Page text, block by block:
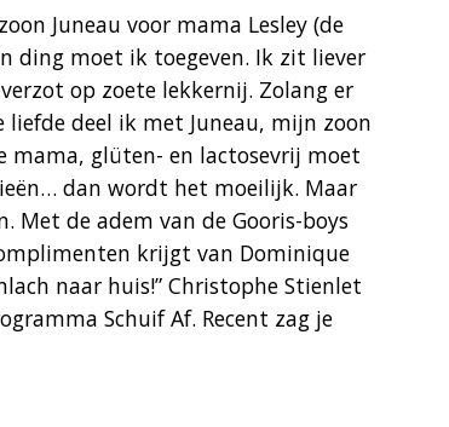
Juneau voor mama Lesley (de
ding moet ik toegeven. Ik zit liever
op zoete lekkernij. Zolang er
liefde deel ik met Juneau, mijn zoon
mama, glüten- en lactosevrij moet
dan wordt het moeilijk. Maar
Met de adem van de Gooris-boys
krijgt van Dominique
naar huis!” Christophe Stienlet
Schuif Af. Recent zag je